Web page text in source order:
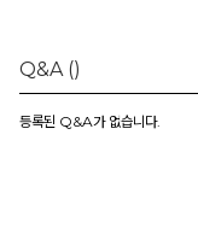
Q&A ()
등록된 Q&A가 없습니다.